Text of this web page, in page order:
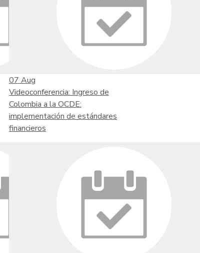
07 Aug
Videoconferencia: Ingreso de
Colombia a la OCDE:
implementación de estándares
financieros